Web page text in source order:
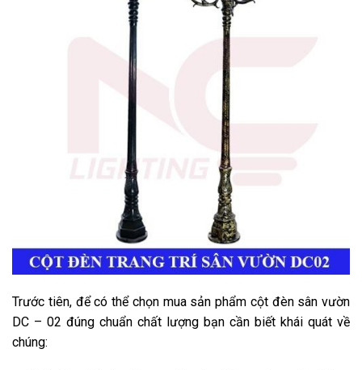
Trước tiên, để có thể chọn mua sản phẩm cột đèn sân vườn
DC – 02 đúng chuẩn chất lượng bạn cần biết khái quát về
chúng: